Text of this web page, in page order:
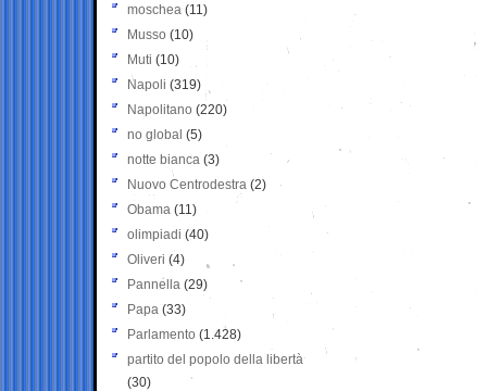
moschea (11)
Musso (10)
Muti (10)
Napoli (319)
Napolitano (220)
no global (5)
notte bianca (3)
Nuovo Centrodestra (2)
Obama (11)
olimpiadi (40)
Oliveri (4)
Pannella (29)
Papa (33)
Parlamento (1.428)
partito del popolo della libertà
(30)